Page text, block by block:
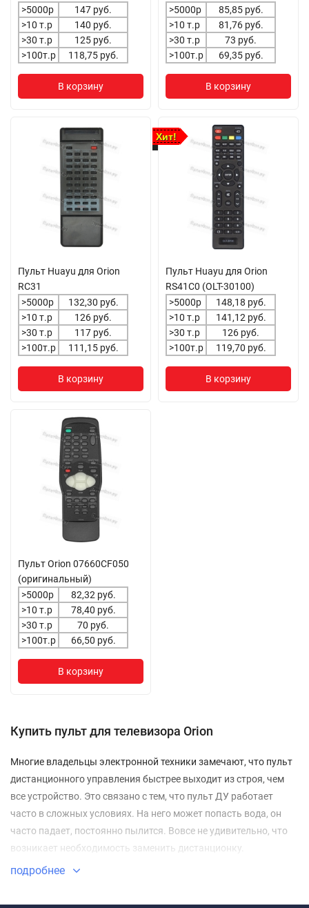
>5000р
147 руб.
>10 т.р
140 руб.
>30 т.р
125 руб.
>100т.р
118,75 руб.
В корзину
>5000р
85,85 руб.
>10 т.р
81,76 руб.
>30 т.р
73 руб.
>100т.р
69,35 руб.
В корзину
Пульт Huayu для Orion
RC31
>5000р
132,30 руб.
>10 т.р
126 руб.
>30 т.р
117 руб.
>100т.р
111,15 руб.
В корзину
Хит!
Пульт Huayu для Orion
RS41C0 (OLT-30100)
>5000р
148,18 руб.
>10 т.р
141,12 руб.
>30 т.р
126 руб.
>100т.р
119,70 руб.
В корзину
Пульт Orion 07660CF050
(оригинальный)
>5000р
82,32 руб.
>10 т.р
78,40 руб.
>30 т.р
70 руб.
>100т.р
66,50 руб.
В корзину
Купить пульт для телевизора Orion
Многие владельцы электронной техники замечают, что пульт
дистанционного управления быстрее выходит из строя, чем
все устройство. Это связано с тем, что пульт ДУ работает
часто в сложных условиях. На него может попасть вода, он
часто падает, постоянно пылится. Вовсе не удивительно, что
возникает необходимость заменить дистанционку.
Ваш пульт для телевизора Orion
подробнее